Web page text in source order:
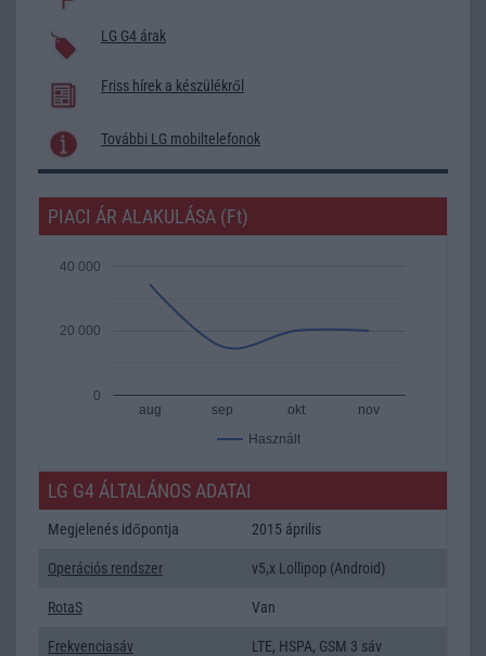
LG G4 árak
Friss hírek a készülékről
További LG mobiltelefonok
PIACI ÁR ALAKULÁSA (Ft)
Használt
aug sep okt nov
0
20 000
40 000
LG G4 ÁLTALÁNOS ADATAI
Megjelenés időpontja 2015 április
Operációs rendszer v5,x Lollipop (Android)
RotaS Van
Frekvenciasáv LTE, HSPA, GSM 3 sáv